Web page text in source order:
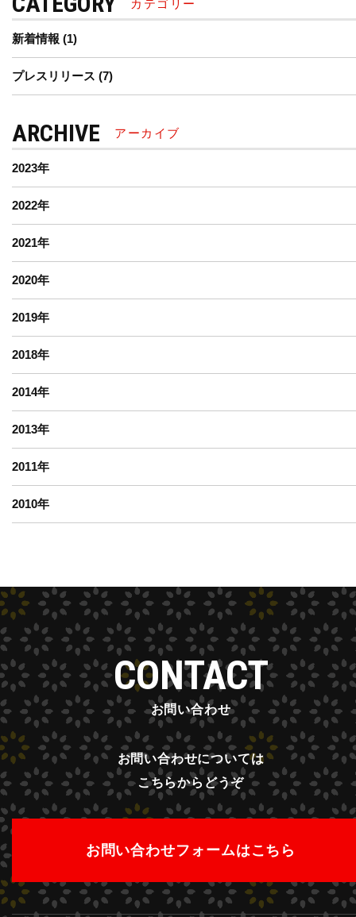
カテゴリー
新着情報 (1)
プレスリリース (7)
ARCHIVE アーカイブ
2023年
2022年
2021年
2020年
2019年
2018年
2014年
2013年
2011年
2010年
CONTACT
お問い合わせ
お問い合わせについては
こちらからどうぞ
お問い合わせフォームはこちら